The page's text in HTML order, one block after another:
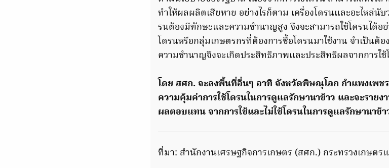
ทำให้ผลผลิตเสียหาย อย่างไรก็ตาม เครื่องโดรนและอะไหล่นั
รนต้องมีทักษะและความชำนาญสูง จึงจะสามารถใช้โดรนได้อ
โดรนหรือกลุ่มเกษตรกรที่ต้องการซื้อโดรนมาใช้งาน จำเป็น
ความชำนาญจึงจะเกิดประสิทธิภาพและประสิทธิผลจากการใช้
โดย สศก. จะลงพื้นที่อื่นๆ อาทิ จังหวัดพิษณุโลก กำแพงเพ
ความคุ้มค่าการใช้โดรนในการดูแลรักษานาข้าว และจะรา
ผลตอบแทน จากการใช้และไม่ใช้โดรนในการดูแลรักษานาข้า
ที่มา: สำนักงานเศรษฐกิจการเกษตร (สศก.) กระทรวงเกษต